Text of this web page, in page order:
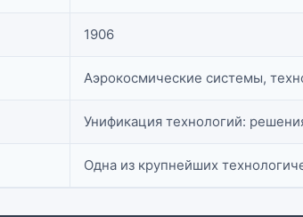
1906
Аэрокосмические системы,
Унификация технологий:
Одна из крупнейших